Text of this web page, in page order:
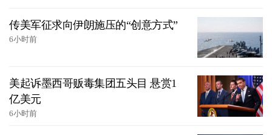
传美军征求向伊朗施压的“创意方式”
6小时前
美起诉墨西哥贩毒集团五头目 悬赏1
亿美元
6小时前